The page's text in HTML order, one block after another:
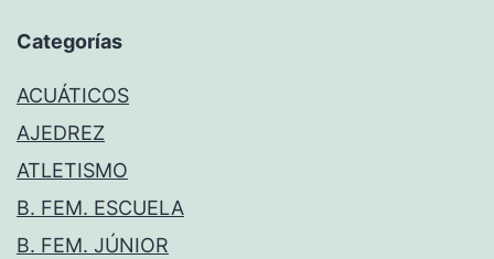
Categorías
ACUÁTICOS
AJEDREZ
ATLETISMO
B. FEM. ESCUELA
B. FEM. JÚNIOR